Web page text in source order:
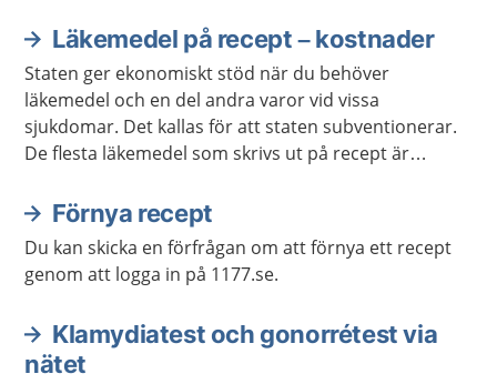
Läkemedel på recept – kostnader
Staten ger ekonomiskt stöd när du behöver
läkemedel och en del andra varor vid vissa
sjukdomar. Det kallas för att staten subventionerar.
De flesta läkemedel som skrivs ut på recept är
kallas i dagligt tal för högkostnadsskyddet.
Förnya recept
Du kan skicka en förfrågan om att förnya ett recept
genom att logga in på 1177.se.
Klamydiatest och gonorrétest via
nätet